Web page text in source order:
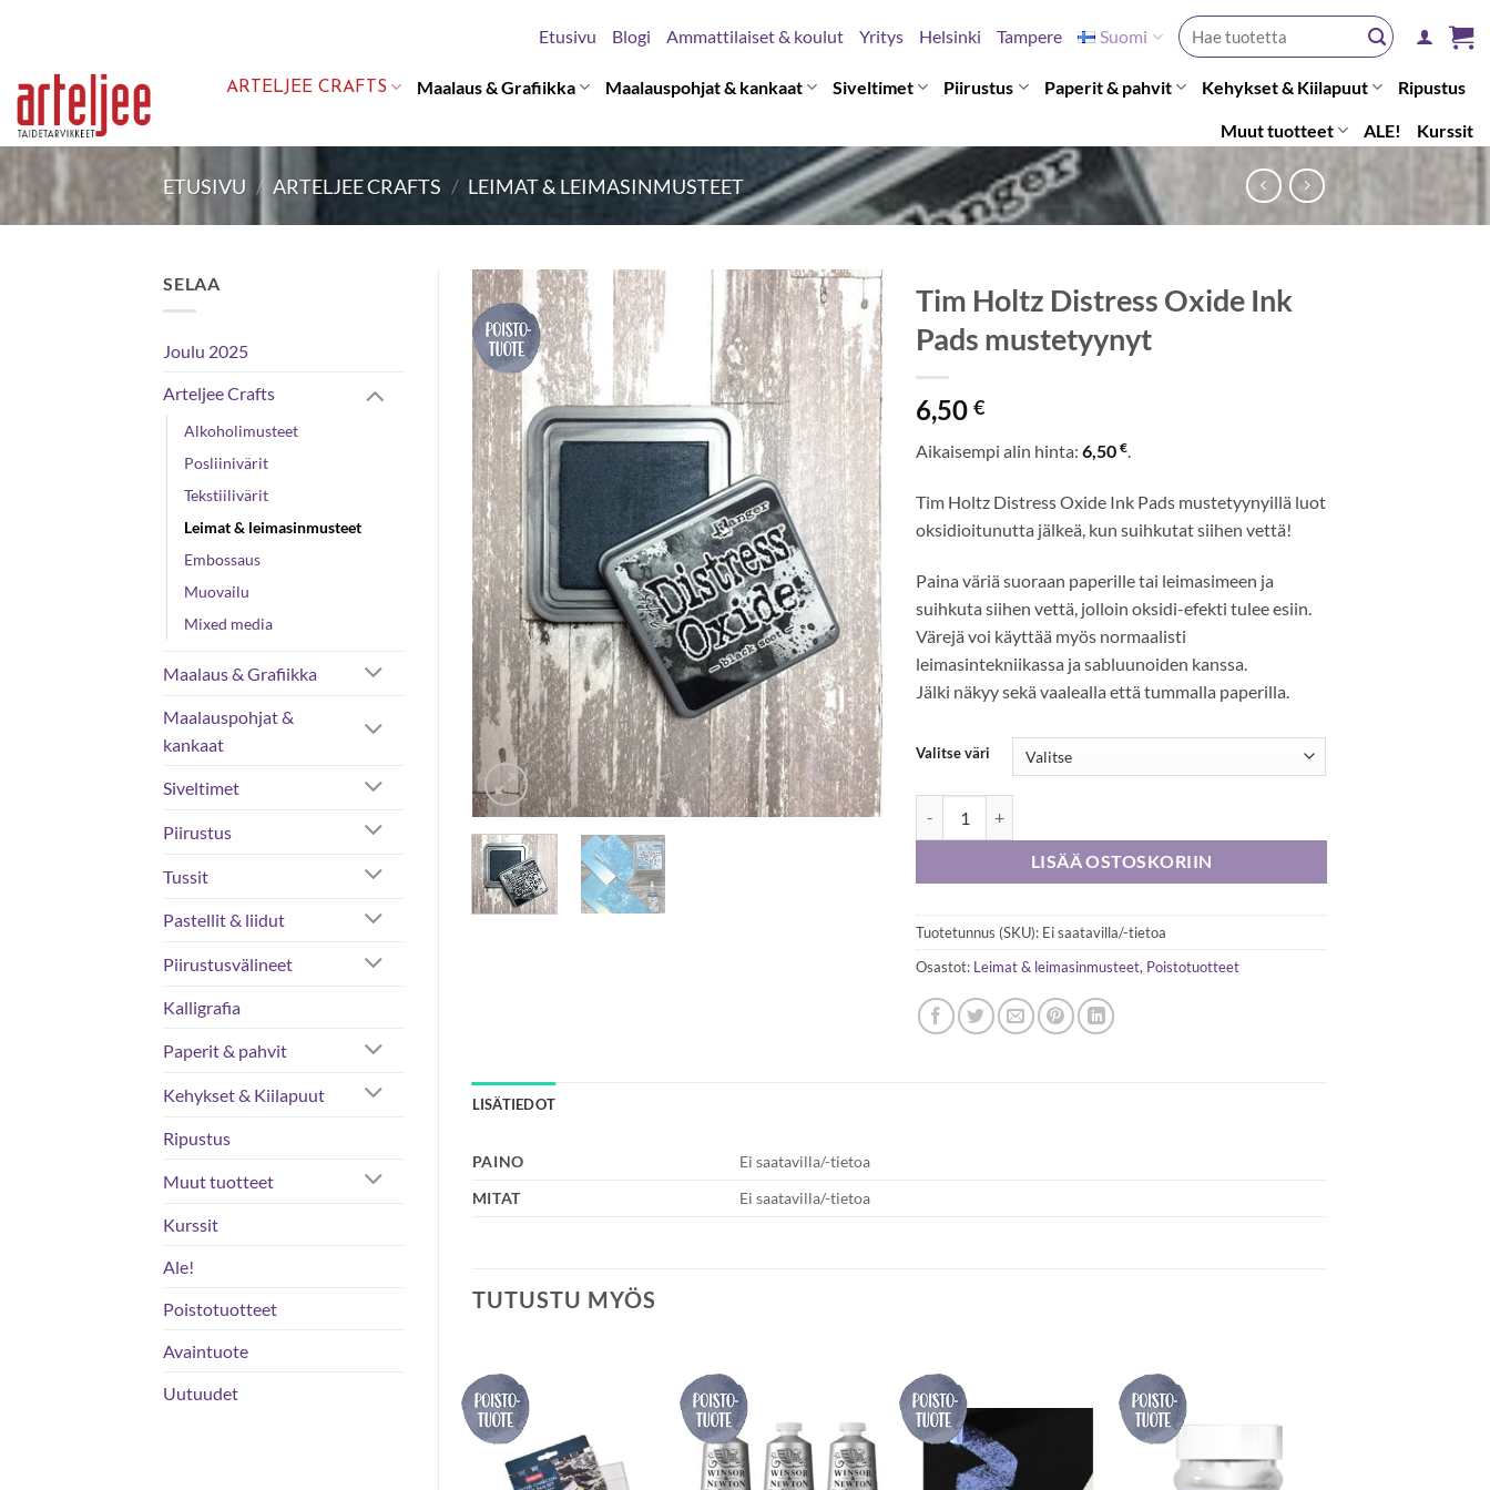
content
Etusivu Blogi Ammattilaiset & koulut Yritys Helsinki Tampere Suomi
Etsi:
ARTELJEE CRAFTS Maalaus & Grafiikka Maalauspohjat & kankaat Siveltimet Piirustus Paperit & pahvit Kehykset & Kiilapuut Ripustus
Muut tuotteet ALE! Kurssit
ETUSIVU / ARTELJEE CRAFTS / LEIMAT & LEIMASINMUSTEET
SELAA
Joulu 2025
Arteljee Crafts
Alkoholimusteet
Posliinivärit
Tekstiilivärit
Leimat & leimasinmusteet
Embossaus
Muovailu
Mixed media
Maalaus & Grafiikka
Maalauspohjat &
kankaat
Siveltimet
Piirustus
Tussit
Pastellit & liidut
Piirustusvälineet
Kalligrafia
Paperit & pahvit
Kehykset & Kiilapuut
Ripustus
Muut tuotteet
Kurssit
Ale!
Poistotuotteet
Avaintuote
Uutuudet
Tim Holtz Distress Oxide Ink
Pads mustetyynyt
6,50€
Aikaisempi alin hinta:6,50€.
Tim Holtz Distress Oxide Ink Pads mustetyynyillä luot
oksidioitunutta jälkeä, kun suihkutat siihen vettä!
Paina väriä suoraan paperille tai leimasimeen ja
suihkuta siihen vettä, jolloin oksidi-efekti tulee esiin.
Värejä voi käyttää myös normaalisti
leimasintekniikassa ja sabluunoiden kanssa.
Jälki näkyy sekä vaalealla että tummalla paperilla.
Valitse väri
LISÄÄ OSTOSKORIIN
Tuotetunnus (SKU): Ei saatavilla/-tietoa
Osastot: Leimat & leimasinmusteet, Poistotuotteet
LISÄTIEDOT
PAINO
Ei saatavilla/-tietoa
MITAT
Ei saatavilla/-tietoa
TUTUSTU MYÖS